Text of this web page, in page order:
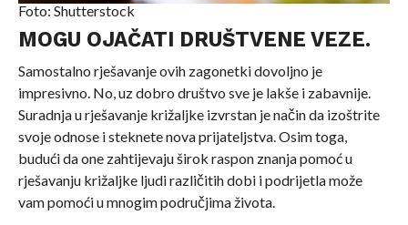
Foto: Shutterstock
MOGU OJAČATI DRUŠTVENE VEZE.
Samostalno rješavanje ovih zagonetki dovoljno je
impresivno. No, uz dobro društvo sve je lakše i zabavnije.
Suradnja u rješavanje križaljke izvrstan je način da izoštrite
svoje odnose i steknete nova prijateljstva. Osim toga,
budući da one zahtijevaju širok raspon znanja pomoć u
rješavanju križaljke ljudi različitih dobi i podrijetla može
vam pomoći u mnogim područjima života.